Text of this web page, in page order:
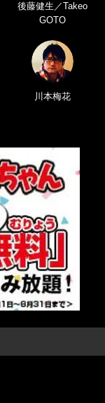
後藤健生／Takeo
GOTO
川本梅花